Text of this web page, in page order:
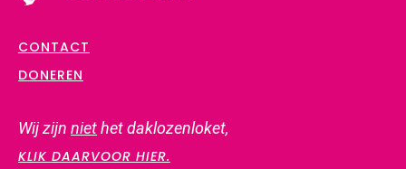
CONTACT
DONEREN
Wij zijn niethet daklozenloket,
KLIK DAARVOOR HIER.